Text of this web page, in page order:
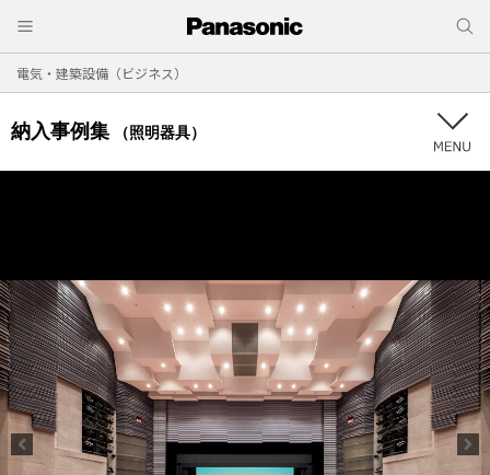
電気・建築設備（ビジネス）
納入事例集 （照明器具）